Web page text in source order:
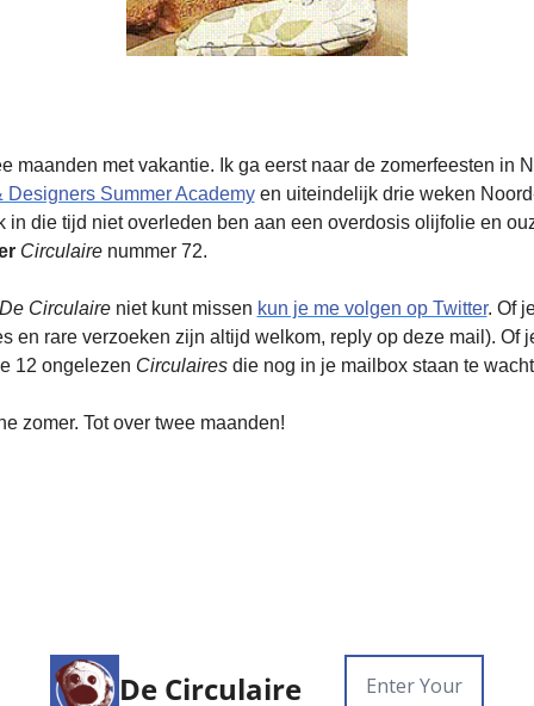
maanden met vakantie. Ik ga eerst naar de zomerfeesten in
Designers Summer Academy en uiteindelijk drie weken
Circulaire nummer 72.
Circulaire niet kunt missen kun je me volgen op Twitter. Of
en rare verzoeken zijn altijd welkom, reply op deze mail). Of
12 ongelezen Circulaires die nog in je mailbox staan te
zomer. Tot over twee maanden!
De Circulaire